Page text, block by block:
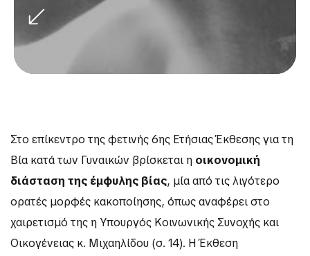
Στο επίκεντρο της φετινής 6ης Ετήσιας Έκθεσης για τη
Βία κατά των Γυναικών βρίσκεται η οικονομική
διάσταση της έμφυλης βίας, μία από τις λιγότερο
ορατές μορφές κακοποίησης, όπως αναφέρει στο
χαιρετισμό της η Υπουργός Κοινωνικής Συνοχής και
Οικογένειας κ. Μιχαηλίδου (σ. 14). Η Έκθεση